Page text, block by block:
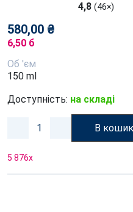
4,8 (46×)
580,00 ₴
6,50 б
Об 'єм
150 ml
Доступність: на складі
В кошик
5 876x